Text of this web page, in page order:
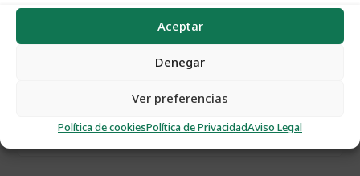
Aceptar
Denegar
Ver preferencias
Política de cookiesPolítica de PrivacidadAviso Legal
Nº de Propiedad:O040
Tipo de Propiedad:Plantas de Olivar
Tipo de Operación:Venta